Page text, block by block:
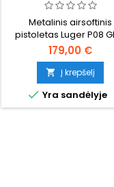
Metalinis airsoftinis
pistoletas Luger P08
varomas žaliomis
Taivane pagaminta
ikoniškiausių visų laikų
pistoletų kopija,
metalinė, sunki ir tvirta.
179,00 €
 Į krepšelį
 Yra sandėlyje